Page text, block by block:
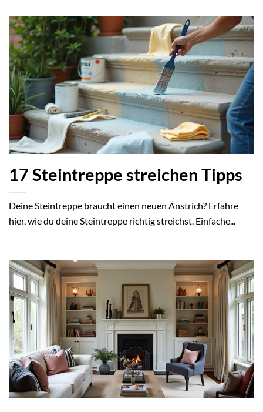
17 Steintreppe streichen Tipps
Deine Steintreppe braucht einen neuen Anstrich? Erfahre
hier, wie du deine Steintreppe richtig streichst. Einfache...